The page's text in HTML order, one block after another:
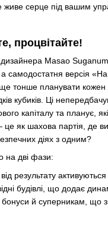
живе серце під вашим
процвітайте!
Masao
версія
тонше планувати кожен
кубиків. Ці
капіталу та планує,
як шахова партія, де
діях з одним?
на дві фази:
результату
будівлі, що додає
бонуси й суперникам,